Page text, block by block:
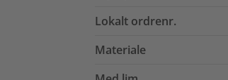
Lokalt ordrenr.
Materiale